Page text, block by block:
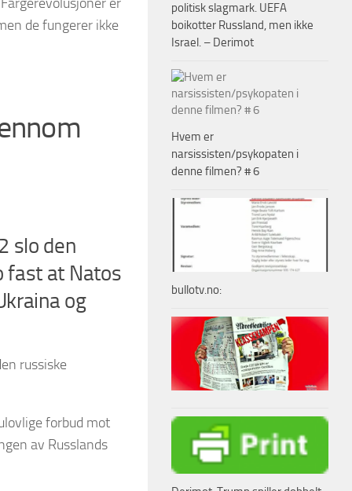
de fungerer ikke
slo den
fast at Natos
og
russiske
forbud mot
av Russlands
politisk slagmark. UEFA
boikotter Russland, men ikke
Israel. – Derimot
Hvem er
narsissisten/psykopaten i
denne filmen? # 6
bullotv.no: